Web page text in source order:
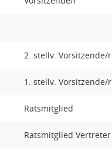
2. stellv. Vorsitzende/r
1. stellv. Vorsitzende/r
Ratsmitglied
Ratsmitglied Vertreter